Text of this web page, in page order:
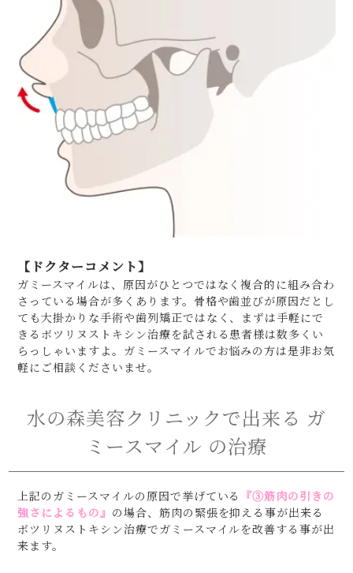
【ドクターコメント】
ガミースマイルは、原因がひとつではなく複合的に組み合わ
さっている場合が多くあります。骨格や歯並びが原因だとし
ても大掛かりな手術や歯列矯正ではなく、まずは手軽にで
きるボツリヌストキシン治療を試される患者様は数多くい
らっしゃいますよ。ガミースマイルでお悩みの方は是非お気
軽にご相談くださいませ。
水の森美容クリニックで出来る ガ
ミースマイル の治療
上記のガミースマイルの原因で挙げている 『③筋肉の引きの
強さによるもの』 の場合、筋肉の緊張を抑える事が出来る
ボツリヌストキシン治療でガミースマイルを改善する事が出
来ます。